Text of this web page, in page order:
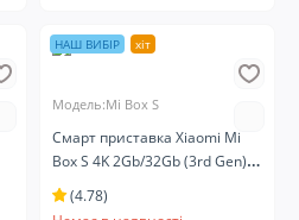
НАШ ВИБІР хіт
Модель:Mi Box S
Смарт приставка Xiaomi Mi
Box S 4K 2Gb/32Gb (3rd Gen)
(MDZ-32-AA)
(4.78)